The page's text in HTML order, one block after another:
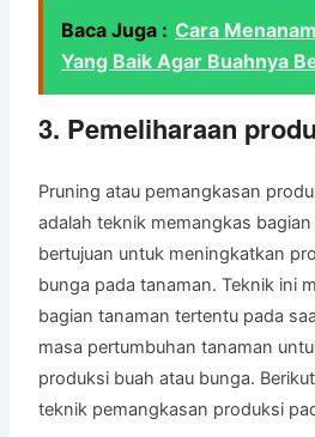
Baca Juga : Cara
Yang Baik Agar Buahnya
3. Pemeliharaan
Pruning atau pemangkasan
adalah teknik memangkas
bertujuan untuk meningkatkan
bunga pada tanaman. Teknik ini
bagian tanaman tertentu pada
masa pertumbuhan tanaman
produksi buah atau bunga.
teknik pemangkasan produksi